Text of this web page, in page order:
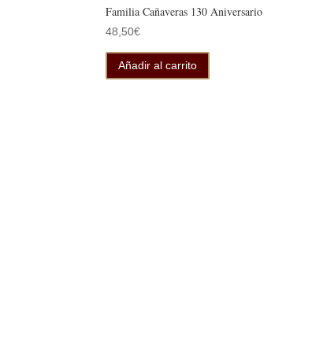
Familia Cañaveras 130 Aniversario
48,50€
Añadir al carrito